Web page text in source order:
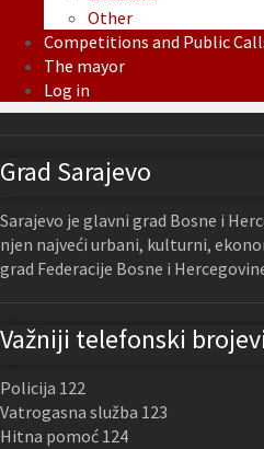
Other
Competitions and Public
The mayor
Log in
Grad Sarajevo
Sarajevo je glavni grad Bosne i
njen najveći urbani, kulturni,
grad Federacije Bosne i
Važniji telefonski brojevi
Policija 122
Vatrogasna služba 123
Hitna pomoć 124